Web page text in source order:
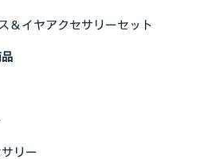
＆イヤアクセサリーセット
リー